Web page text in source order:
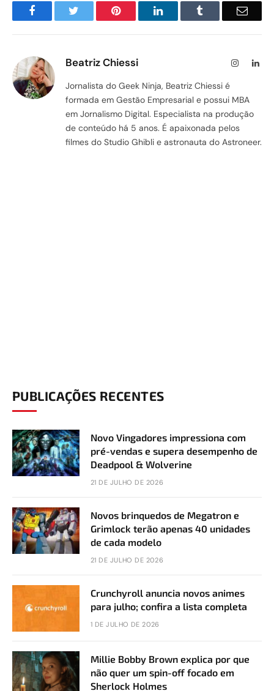
Facebook Pinterest LinkedIn Email
Beatriz Chiessi Instagram
Jornalista do Geek Ninja, Beatriz Chiessi é
formada em Gestão Empresarial e possui MBA
em Jornalismo Digital. Especialista na produção
de conteúdo há 5 anos. É apaixonada pelos
filmes do Studio Ghibli e astronauta do Astroneer.
PUBLICAÇÕES RECENTES
Novo Vingadores impressiona com
pré-vendas e supera desempenho de
Deadpool & Wolverine
21 DE JULHO DE 2026
Novos brinquedos de Megatron e
Grimlock terão apenas 40 unidades
de cada modelo
21 DE JULHO DE 2026
Crunchyroll anuncia novos animes
para julho; confira a lista completa
1 DE JULHO DE 2026
Millie Bobby Brown explica por que
não quer um spin-off focado em
Sherlock Holmes